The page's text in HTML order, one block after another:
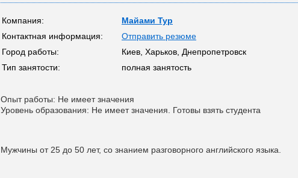
Компания:
Майами Тур
Контактная информация:
Отправить резюме
Город работы:
Киев, Харьков, Днепропетровск
Тип занятости:
полная занятость
Опыт работы: Не имеет значения
Уровень образования: Не имеет значения. Готовы взять студента
Мужчины от 25 до 50 лет, со знанием разговорного английского языка.